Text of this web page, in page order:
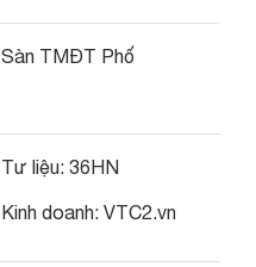
Sàn TMĐT Phố
Tư liệu: 36HN
Kinh doanh: VTC2.vn